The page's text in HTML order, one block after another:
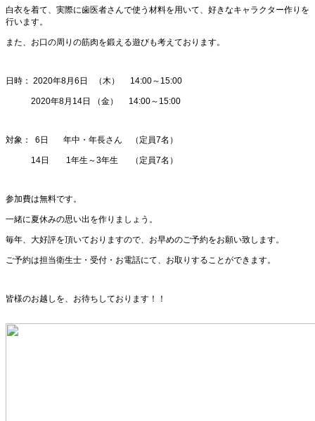
白衣を着て、実際に歯医者さんで使う材料を用いて、好きなキャラクター作りを
行います。
また、お口の周りの筋肉を鍛える遊びも考えております。
日時： 2020年8月6日 （木） 14:00～15:00
2020年8月14日 （金） 14:00～15:00
対象： 6日 年中・年長さん （定員7名）
14日 1年生～3年生 （定員7名）
参加費は無料です。
一緒に夏休みの思い出を作りましょう。
毎年、大好評を頂いておりますので、お早めのご予約をお願い致します。
ご予約は担当衛生士・受付・お電話にて、お取りすることができます。
皆様のお越しを、お待ちしております！！